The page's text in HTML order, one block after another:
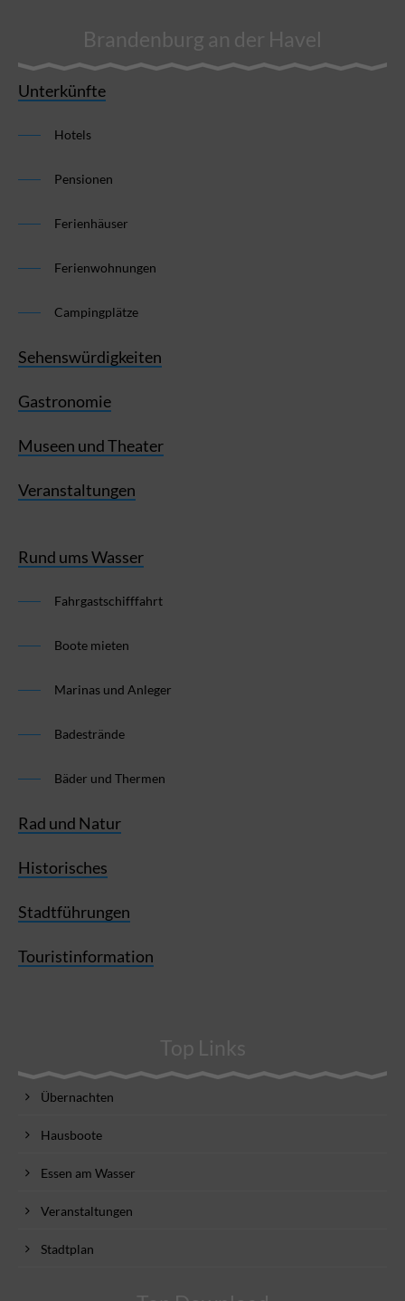
Brandenburg an der Havel
Unterkünfte
Hotels
Pensionen
Ferienhäuser
Ferienwohnungen
Campingplätze
Sehenswürdigkeiten
Gastronomie
Museen und Theater
Veranstaltungen
Rund ums Wasser
Fahrgastschifffahrt
Boote mieten
Marinas und Anleger
Badestrände
Bäder und Thermen
Rad und Natur
Historisches
Stadtführungen
Touristinformation
Top Links
Übernachten
Hausboote
Essen am Wasser
Veranstaltungen
Stadtplan